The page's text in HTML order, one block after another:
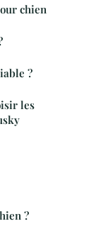
chien
?
les
?